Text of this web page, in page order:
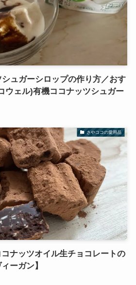
シュガーシロップの作り方／おす
ウェル)有機ココナッツシュガー
さやココの愛用品
ナッツオイル生チョコレートの
ーガン】